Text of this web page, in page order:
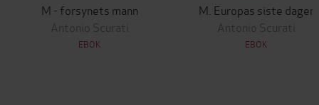
M - forsynets mann
Antonio Scurati
EBOK
M. Europas siste dager
Antonio Scurati
EBOK